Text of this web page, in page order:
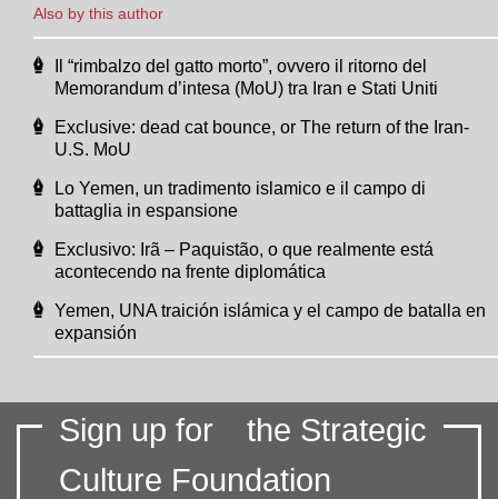
Also by this author
Il “rimbalzo del gatto morto”, ovvero il ritorno del
Memorandum d’intesa (MoU) tra Iran e Stati Uniti
Exclusive: dead cat bounce, or The return of the Iran-
U.S. MoU
Lo Yemen, un tradimento islamico e il campo di
battaglia in espansione
Exclusivo: Irã – Paquistão, o que realmente está
acontecendo na frente diplomática
Yemen, UNA traición islámica y el campo de batalla en
expansión
Sign up for
the Strategic
Culture Foundation